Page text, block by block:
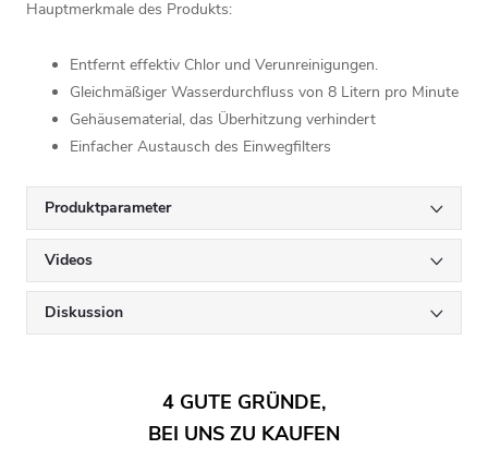
Hauptmerkmale des Produkts:
Entfernt effektiv Chlor und Verunreinigungen.
Gleichmäßiger Wasserdurchfluss von 8 Litern pro Minute
Gehäusematerial, das Überhitzung verhindert
Einfacher Austausch des Einwegfilters
Produktparameter
Videos
Diskussion
4 GUTE GRÜNDE,
BEI UNS ZU KAUFEN